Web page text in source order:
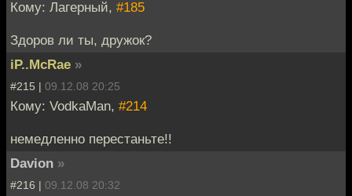
Кому: Лагерный, #185
Здоров ли ты, дружок?
iP..McRae »
#215 | 09.12.08 20:25
Кому: VodkaMan, #214
немедленно перестаньте!!
Davion »
#216 | 09.12.08 20:32